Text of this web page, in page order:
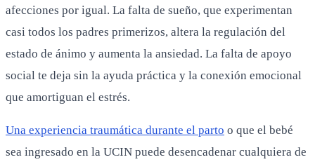
afecciones por igual. La falta de sueño, que experimentan
casi todos los padres primerizos, altera la regulación del
estado de ánimo y aumenta la ansiedad. La falta de apoyo
social te deja sin la ayuda práctica y la conexión emocional
que amortiguan el estrés.
Una experiencia traumática durante el parto o que el bebé
sea ingresado en la UCIN puede desencadenar cualquiera de